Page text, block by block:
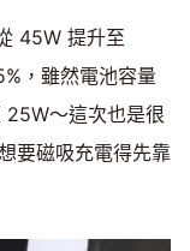
45W 提升至
，雖然電池容量
～這次也是很
要磁吸充電得先靠